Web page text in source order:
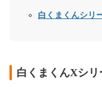
白くまくんシリ
白くまくんXシ